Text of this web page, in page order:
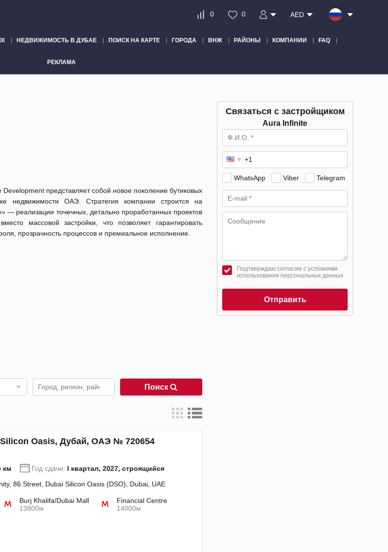
0 0 AED
НЕДВИЖИМОСТЬ В ДУБАЕ ПОИСК НА КАРТЕ ГОРОДА ВНЖ РАЙОНЫ КОМПАНИИ FAQ
РЕКЛАМА
представляет собой новое поколение бутиковых
недвижимости ОАЭ. Стратегия компании строится на
— реализации точечных, детально проработанных проектов
массовой застройки, что позволяет гарантировать
прозрачность процессов и премиальное исполнение.
Поиск
Oasis, Дубай, ОАЭ № 720654
км Год сдачи: I квартал, 2027, строящийся
86 Street, Dubai Silicon Oasis (DSO), Dubai, UAE
Burj Khalifa/Dubai Mall
13800м
Financial Centre
14000м
Связаться с застройщиком
Aura Infinite
WhatsApp Viber Telegram
Подтверждаю согласие с условиями
использования персональных данных
Отправить